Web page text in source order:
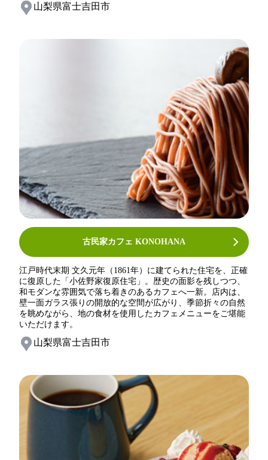
山梨県富士吉田市
古民家カフェ KONOHANA
江戸時代末期 文久元年（1861年）に建てられた住宅を、正確
に復原した「小佐野家復原住宅」。歴史の面影を残しつつ、
和モダンな雰囲気で落ち着きのあるカフェへ一新。店内は、
壁一面ガラス張りの開放的な空間が広がり、季節折々の自然
を眺めながら、地の食材を使用したカフェメニューをご堪能
いただけます。
山梨県富士吉田市